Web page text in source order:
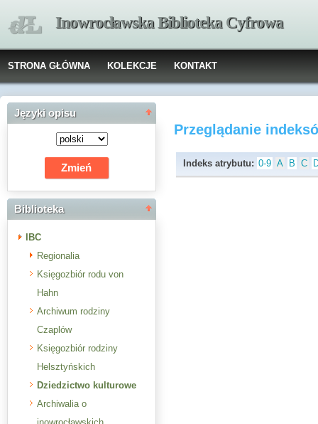
Inowrocławska Biblioteka Cyfrowa
STRONA GŁÓWNA KOLEKCJE KONTAKT
Języki opisu
Biblioteka
IBC
Regionalia
Księgozbiór rodu von
Hahn
Archiwum rodziny
Czaplów
Księgozbiór rodziny
Helsztyńskich
Dziedzictwo kulturowe
Archiwalia o
Przeglądanie
Indeks atrybutu: 0-9 A B C